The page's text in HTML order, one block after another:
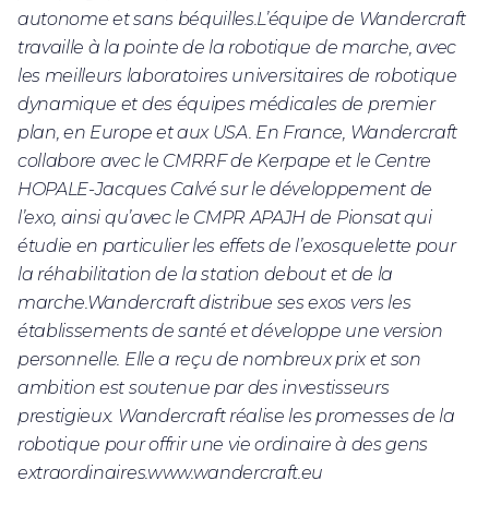
autonome et sans béquilles.L’équipe de Wandercraft
travaille à la pointe de la robotique de marche, avec
les meilleurs laboratoires universitaires de robotique
dynamique et des équipes médicales de premier
plan, en Europe et aux USA. En France, Wandercraft
collabore avec le CMRRF de Kerpape et le Centre
HOPALE-Jacques Calvé sur le développement de
l’exo, ainsi qu’avec le CMPR APAJH de Pionsat qui
étudie en particulier les effets de l’exosquelette pour
la réhabilitation de la station debout et de la
marche.Wandercraft distribue ses exos vers les
établissements de santé et développe une version
personnelle. Elle a reçu de nombreux prix et son
ambition est soutenue par des investisseurs
prestigieux. Wandercraft réalise les promesses de la
robotique pour offrir une vie ordinaire à des gens
extraordinaires.www.wandercraft.eu